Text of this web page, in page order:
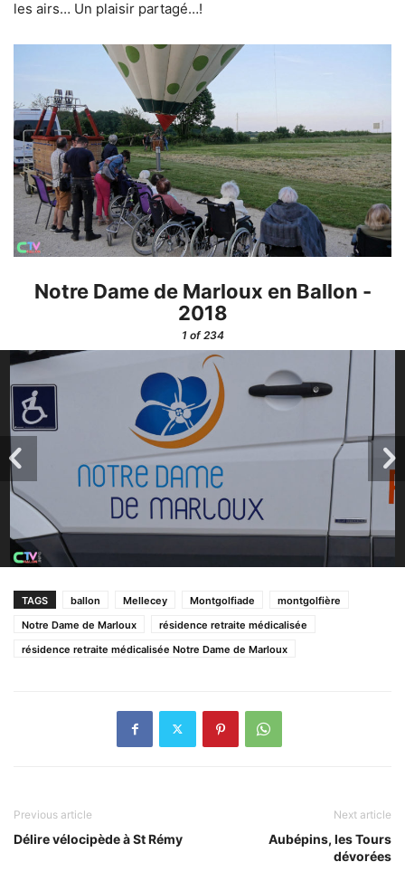
les airs… Un plaisir partagé…!
Notre Dame de Marloux en Ballon -
2018
1of 234
TAGS ballon Mellecey Montgolfiade
montgolfière
Notre Dame de Marloux
résidence retraite médicalisée
résidence retraite médicalisée Notre Dame de Marloux
Previous article
Délire vélocipède à St Rémy
Next article
Aubépins, les Tours
dévorées